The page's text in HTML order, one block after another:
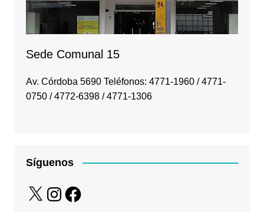
Sede Comunal 15
Av. Córdoba 5690 Teléfonos: 4771-1960 / 4771-
0750 / 4772-6398 / 4771-1306
Síguenos
X InstagramFacebook